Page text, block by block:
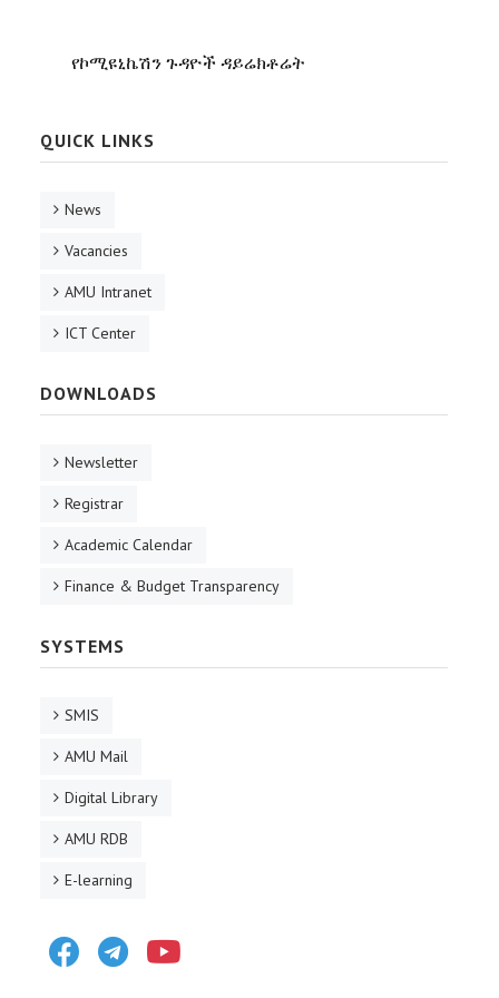
የኮሚዩኒኬሽን ጉዳዮች ዳይሬክቶሬት
QUICK LINKS
News
Vacancies
AMU Intranet
ICT Center
DOWNLOADS
Newsletter
Registrar
Academic Calendar
Finance & Budget Transparency
SYSTEMS
SMIS
AMU Mail
Digital Library
AMU RDB
E-learning
FacebookTelegram